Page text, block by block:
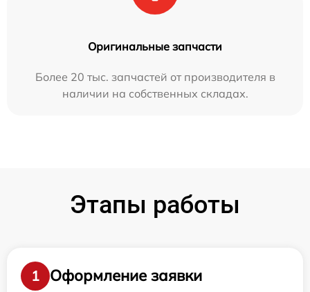
Оригинальные запчасти
Более 20 тыс. запчастей от производителя в
наличии на собственных складах.
Этапы работы
1
Оформление заявки